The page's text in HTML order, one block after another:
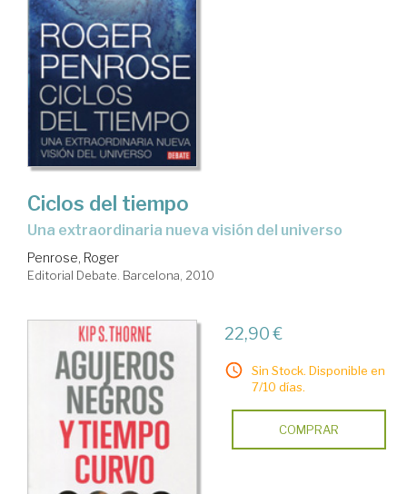
Ciclos del tiempo
una extraordinaria nueva visión del universo
Penrose, Roger
Editorial Debate. Barcelona, 2010
22,90 €
Sin Stock. Disponible en
7/10 días.
COMPRAR